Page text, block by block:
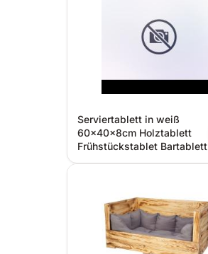
Serviertablett in weiß
60x40x8cm Holztablett
Frühstückstablet Bartablett